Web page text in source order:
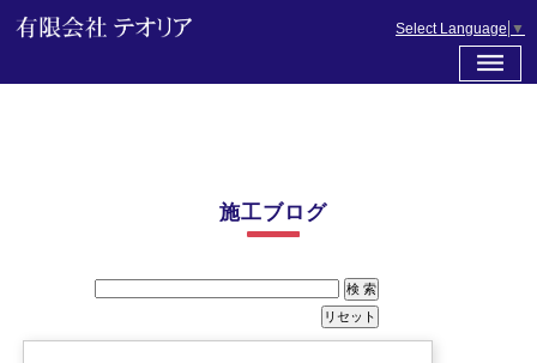
Select Language ▼
施工ブログ